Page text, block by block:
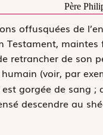
Père
offusquées de
Testament,
retrancher de son
(voir, par
gorgée de sang
descendre au